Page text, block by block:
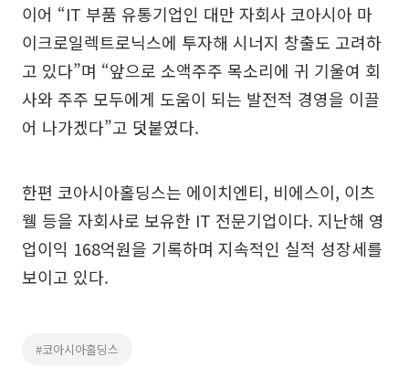
이어 “IT 부품 유통기업인 대만 자회사 코아시아 마
이크로일렉트로닉스에 투자해 시너지 창출도 고려하
고 있다”며 “앞으로 소액주주 목소리에 귀 기울여 회
사와 주주 모두에게 도움이 되는 발전적 경영을 이끌
어 나가겠다”고 덧붙였다.
한편 코아시아홀딩스는 에이치엔티, 비에스이, 이츠
웰 등을 자회사로 보유한 IT 전문기업이다. 지난해 영
업이익 168억원을 기록하며 지속적인 실적 성장세를
보이고 있다.
#코아시아홀딩스